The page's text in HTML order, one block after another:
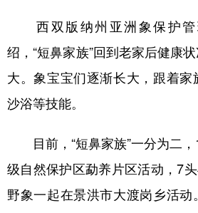
Русский язык 日
Deutsch Português
西双版纳州亚洲象保护管
绍，“短鼻家族”回到老家后健康
大。象宝宝们逐渐长大，跟着家
沙浴等技能。
目前，“短鼻家族”一分为二，
级自然保护区勐养片区活动，7
野象一起在景洪市大渡岗乡活动